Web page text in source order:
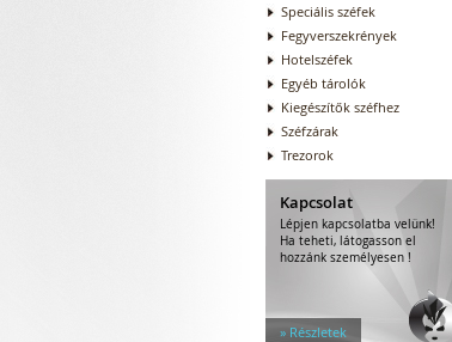
Speciális széfek
Fegyverszekrények
Hotelszéfek
Egyéb tárolók
Kiegészítők széfhez
Széfzárak
Trezorok
Kapcsolat
Lépjen kapcsolatba velünk!
Ha teheti, látogasson el
hozzánk személyesen !
» Részletek